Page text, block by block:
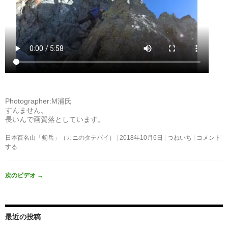
Photographer:M浦氏
すんません。
長いんで画質落としています。
日本百名山「剱岳」（カニのタテバイ） 2018年10月6日 つねいち
コメント
する
次のビデオ →
最近の投稿